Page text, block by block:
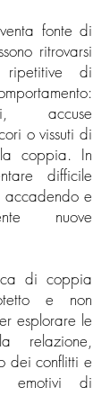
fonte di
ritrovarsi
di
accuse
o vissuti di
coppia. In
difficile
accadendo e
nuove
di coppia
e non
esplorare le
relazione,
dei conflitti e
emotivi di